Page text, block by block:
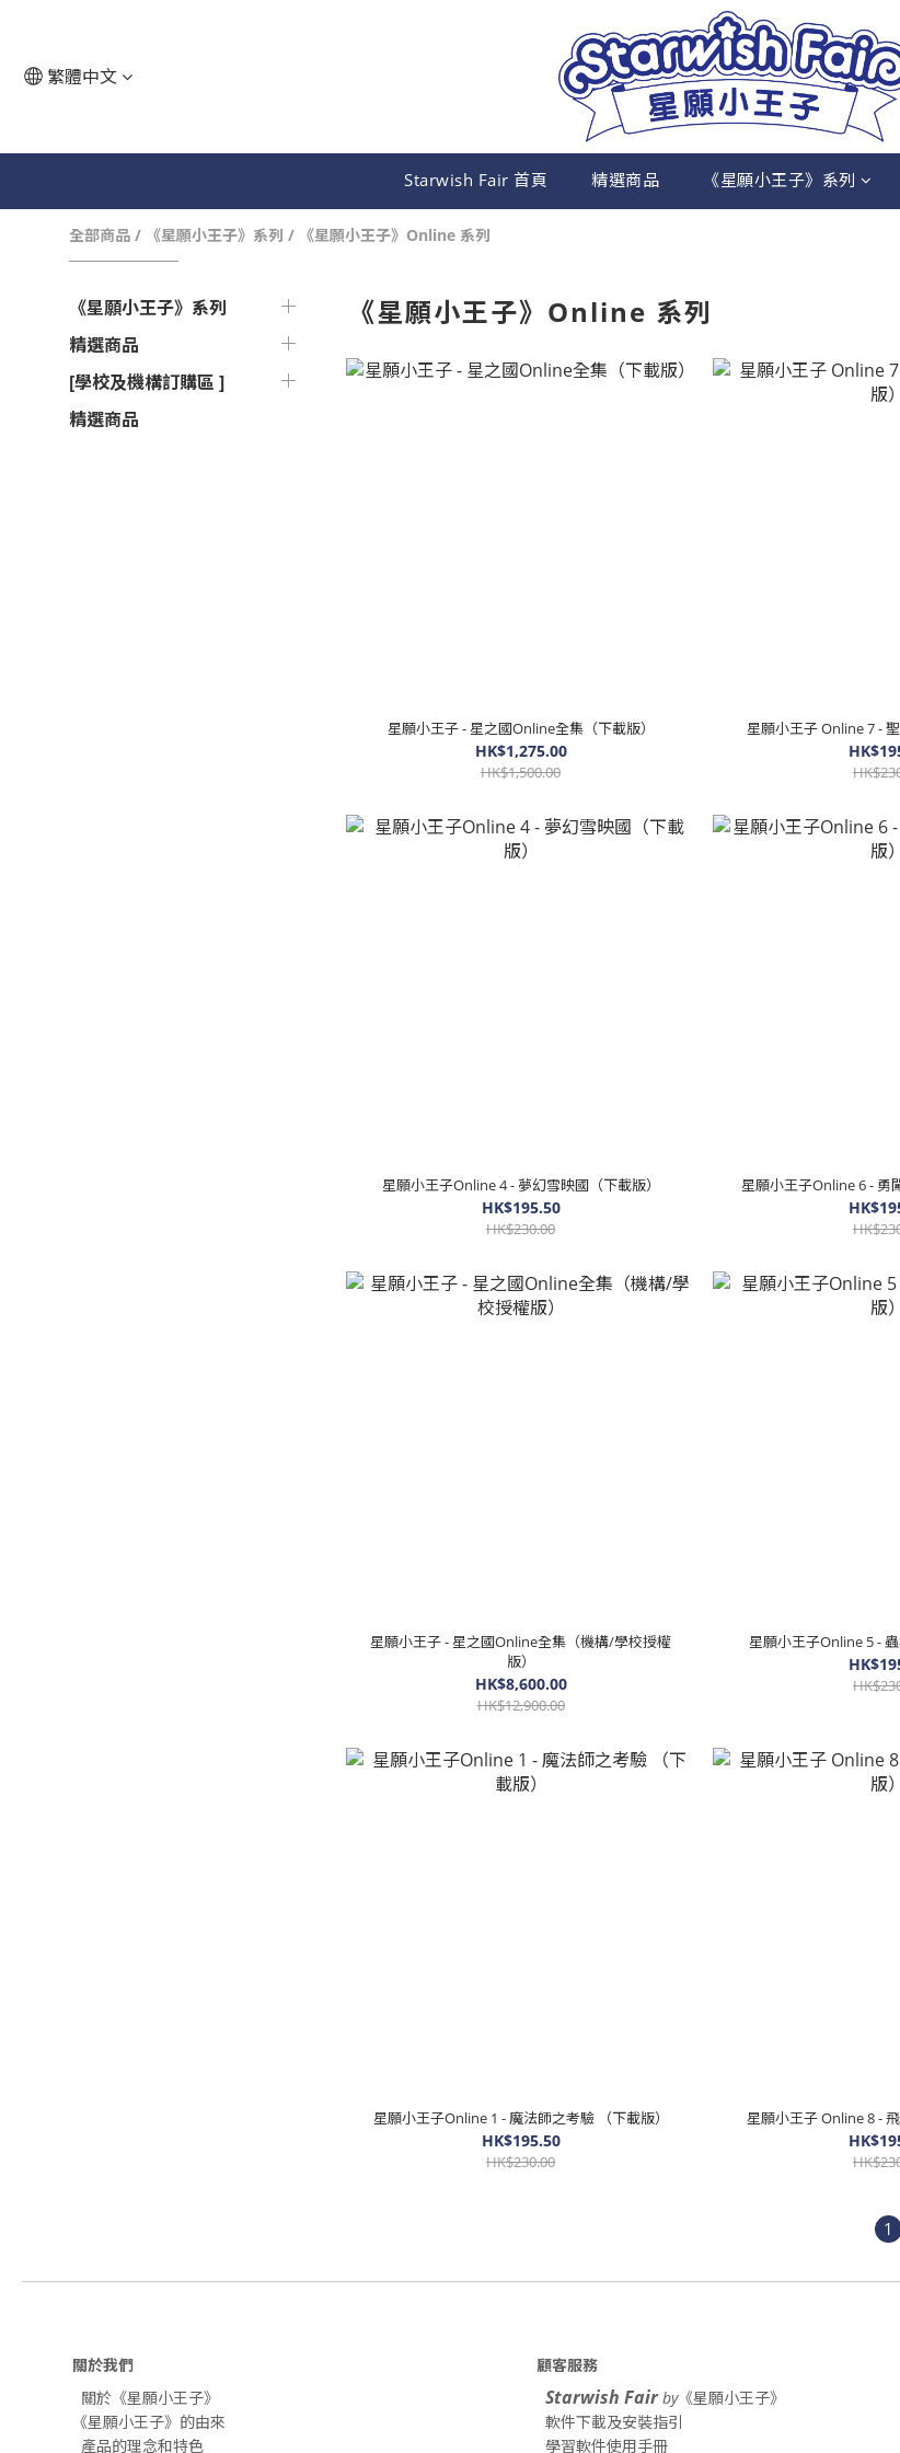
繁體中文
Starwish Fair 首頁 精選商品 《星願小王子》系列
全部商品 / 《星願小王子》系列 / 《星願小王子》Online 系列
《星願小王子》系列
精選商品
[學校及機構訂購區 ]
精選商品
《星願小王子》Online 系列
星願小王子 - 星之國Online全集（下載版）
HK$1,275.00
HK$1,500.00
星願小王子 Online 7 -
星願小王子Online 4 - 夢幻雪映國（下載版）
HK$195.50
HK$230.00
星願小王子Online 6 - 勇
星願小王子 - 星之國Online全集（機構/學校授權
版）
HK$8,600.00
HK$12,900.00
星願小王子Online 5 - 蟲
星願小王子Online 1 - 魔法師之考驗 （下載版）
HK$195.50
HK$230.00
星願小王子 Online 8 -
1
關於我們
關於《星願小王子》
《星願小王子》的由來
產品的理念和特色
顧客服務
Starwish Fairby《星願小王子》
軟件下載及安裝指引
學習軟件使用手冊